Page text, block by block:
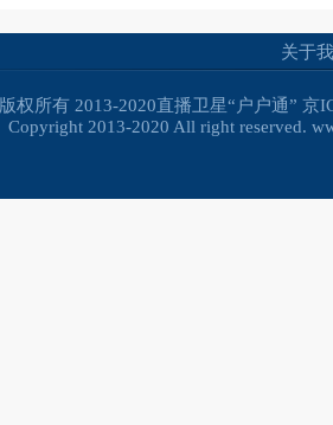
关于
版权所有 2013-2020直播卫星“户户通” 京
Copyright 2013-2020 All right reserved.